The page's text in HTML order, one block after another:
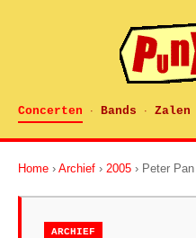
Concerten · Bands · Zalen
Home › Archief › 2005 › Peter
ARCHIEF